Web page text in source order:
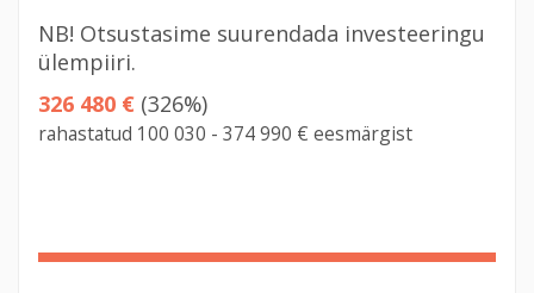
NB! Otsustasime suurendada investeeringu
ülempiiri.
326 480 € (326%)
rahastatud 100 030 - 374 990 € eesmärgist
326%